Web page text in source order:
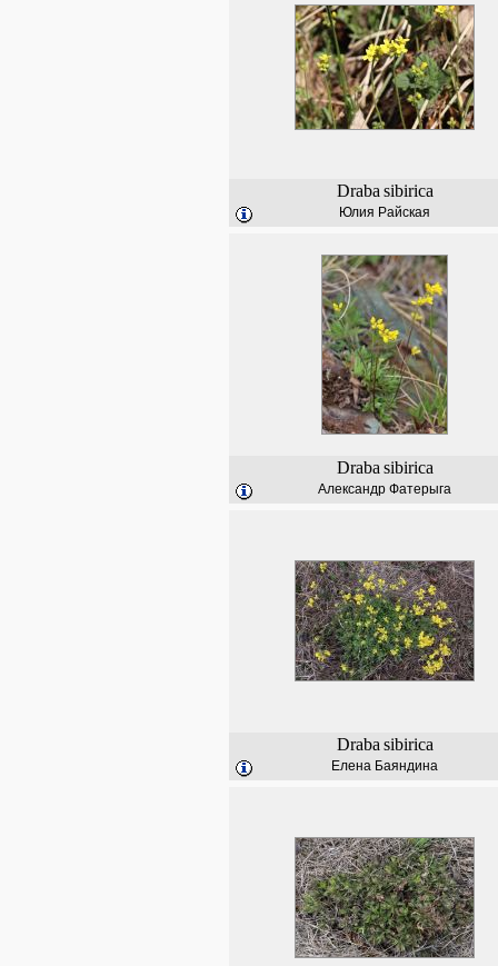
Draba sibirica
Юлия Райская
Draba sibirica
Александр Фатерыга
Draba sibirica
Елена Баяндина